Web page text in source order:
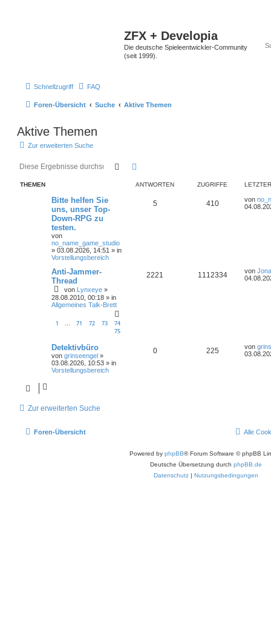
ZFX + Developia
Die deutsche Spieleentwickler-Community
(seit 1999).
Schnellzugriff FAQ
Foren-Übersicht Suche Aktive Themen
Aktive Themen
Zur erweiterten Suche
Suche
THEMEN ANTWORTEN ZUGRIFFE
Bitte helfen Sie
uns, unser Top-
Down-RPG zu
testen.
von
no_name_game_studio
» 03.08.2026, 14:51 » in
Vorstellungsbereich
5 410 von
Anti-Jammer-
Thread
von Lynxeye »
28.08.2010, 00:18 » in
Allgemeines Talk-Brett
1 … 71 72 73
74
75
2221 1112334 von
Detektivbüro
von grinseengel »
03.08.2026, 10:53 » in
Vorstellungsbereich
0 225 von
Zur erweiterten Suche
Foren-Übersicht Alle
Powered by phpBB® Forum Software © phpBB
Deutsche Übersetzung durch phpBB.de
Datenschutz | Nutzungsbedingungen